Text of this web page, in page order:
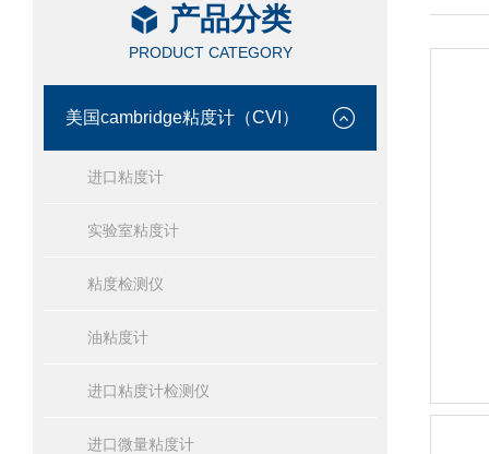
产品分类
PRODUCT CATEGORY
美国cambridge粘度计（CVI）
进口粘度计
实验室粘度计
粘度检测仪
油粘度计
进口粘度计检测仪
进口微量粘度计
/